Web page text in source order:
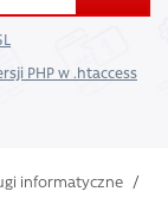
PHP w .htaccess
informatyczne /